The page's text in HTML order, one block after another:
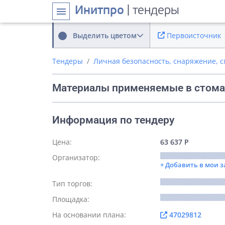
menu Инитпро | тендеры
Выделить цветом Первоисточник
Тендеры Личная безопасность, снаряжение,
Материалы применяемые в
Информация по тендеру
Цена:
63 637 Р
Организатор:
+ Добавить в мои
Тип торгов:
Площадка:
На основании плана:
47029812